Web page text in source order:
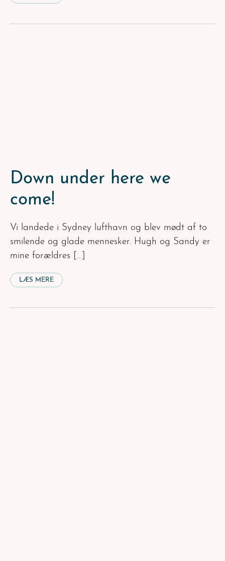
Down under here we
come!
Vi landede i Sydney lufthavn og blev mødt af to
smilende og glade mennesker. Hugh og Sandy er
mine forældres […]
LÆS MERE